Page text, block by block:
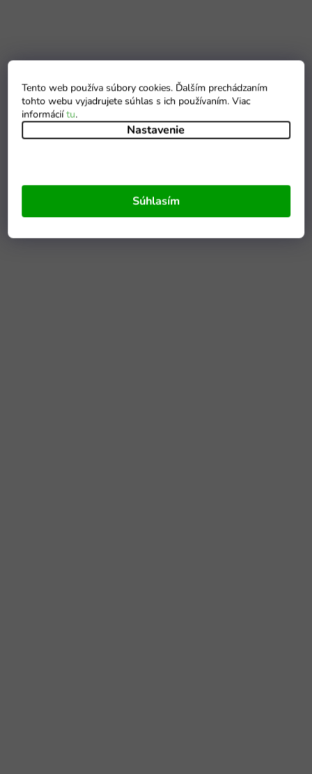
Tento web používa súbory cookies. Ďalším prechádzaním
tohto webu vyjadrujete súhlas s ich používaním. Viac
informáciítu.
Nastavenie
Súhlasím